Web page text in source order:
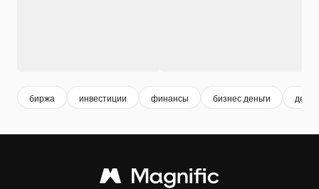
биржа инвестиции финансы бизнес деньги